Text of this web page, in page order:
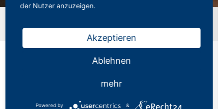
nutzlos
Lehrerverbände: Streit
um Ausfall-Statistik ist
der Nutzer anzuzeigen.
Akzeptieren
Ablehnen
mehr
Powered by &